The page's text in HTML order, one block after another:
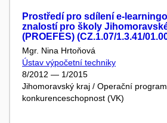
Prostředí pro sdílení e-
znalostí pro školy
(PROEFES) (CZ.1.07/1.3.41/
Mgr. Nina Hrtoňová
Ústav výpočetní techniky
8/2012 — 1/2015
Jihomoravský kraj / Operační
konkurenceschopnost (VK)